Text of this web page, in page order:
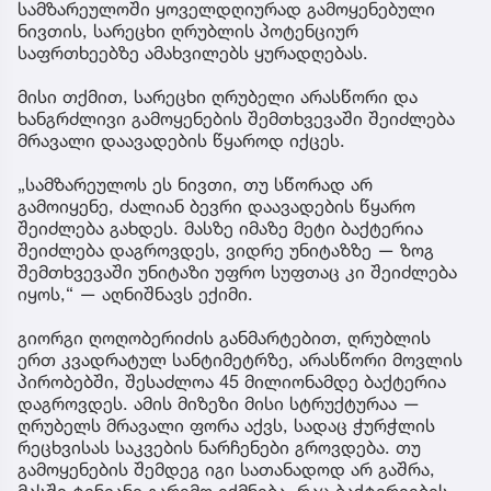
სამზარეულოში ყოველდღიურად გამოყენებული
ნივთის, სარეცხი ღრუბლის პოტენციურ
საფრთხეებზე ამახვილებს ყურადღებას.
მისი თქმით, სარეცხი ღრუბელი არასწორი და
ხანგრძლივი გამოყენების შემთხვევაში შეიძლება
მრავალი დაავადების წყაროდ იქცეს.
„სამზარეულოს ეს ნივთი, თუ სწორად არ
გამოიყენე, ძალიან ბევრი დაავადების წყარო
შეიძლება გახდეს. მასზე იმაზე მეტი ბაქტერია
შეიძლება დაგროვდეს, ვიდრე უნიტაზზე — ზოგ
შემთხვევაში უნიტაზი უფრო სუფთაც კი შეიძლება
იყოს,“ — აღნიშნავს ექიმი.
გიორგი ღოღობერიძის განმარტებით, ღრუბლის
ერთ კვადრატულ სანტიმეტრზე, არასწორი მოვლის
პირობებში, შესაძლოა 45 მილიონამდე ბაქტერია
დაგროვდეს. ამის მიზეზი მისი სტრუქტურაა —
ღრუბელს მრავალი ფორა აქვს, სადაც ჭურჭლის
რეცხვისას საკვების ნარჩენები გროვდება. თუ
გამოყენების შემდეგ იგი სათანადოდ არ გაშრა,